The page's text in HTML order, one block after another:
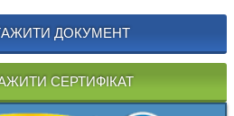
ДОКУМЕНТ
СЕРТИФІКАТ